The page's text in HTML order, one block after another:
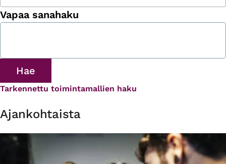
Vapaa sanahaku
Tarkennettu toimintamallien haku
Ajankohtaista